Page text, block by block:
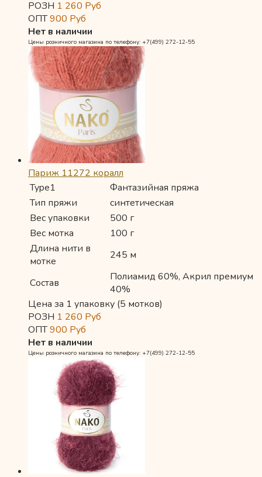
РОЗН 1 260 Руб
ОПТ900 Руб
Нет в наличии
Цены розничного магазина по телефону: +7(499) 272-12-55
Париж 11272 коралл
Type1
Фантазийная пряжа
Тип пряжи
синтетическая
Вес упаковки
500 г
Вес мотка
100 г
Длина нити в
мотке
245 м
Состав
Полиамид 60%, Акрил премиум
40%
Цена за 1 упаковку (5 мотков)
РОЗН 1 260 Руб
ОПТ900 Руб
Нет в наличии
Цены розничного магазина по телефону: +7(499) 272-12-55